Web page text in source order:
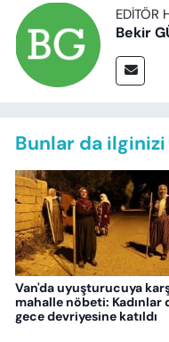
EDITÖR
Bekir
Bunlar da
Van'da uyuşturucuya
mahalle nöbeti: Kadınlar
gece devriyesine katıldı